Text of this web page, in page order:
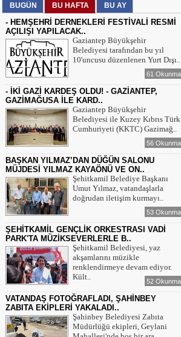
BUGÜN BU HAFTA BU AY
- HEMŞEHRİ DERNEKLERİ FESTİVALİ RESMİ
AÇILIŞI YAPILACAK..
Gaziantep Büyükşehir
Belediyesi tarafından bu yıl
10'uncusu düzenlenen Yurt Dışı..
61 Okunma
- İKİ GAZİ KARDEŞ OLDU! - GAZİANTEP,
GAZİMAĞUSA İLE KARD..
Gaziantep Büyükşehir
Belediyesi ile Kuzey Kıbrıs Türk
Cumhuriyeti (KKTC) Gazimağ..
56 Okunma
BAŞKAN YILMAZ’DAN DÜĞÜN SALONU
MÜJDESİ YILMAZ KAYAÖNÜ VE ON..
Şehitkamil Belediye Başkanı
Umut Yılmaz, vatandaşlarla
doğrudan iletişim kurmayı..
53 Okunma
ŞEHİTKAMİL GENÇLİK ORKESTRASI VADİ
PARK'TA MÜZİKSEVERLERLE B..
Şehitkamil Belediyesi, yaz
akşamlarını müzikle
renklendirmeye devam ediyor.
Kült..
52 Okunma
VATANDAŞ FOTOĞRAFLADI, ŞAHİNBEY
ZABITA EKİPLERİ YAKALADI..
Şahinbey Belediyesi Zabıta
Müdürlüğü ekipleri, Geylani